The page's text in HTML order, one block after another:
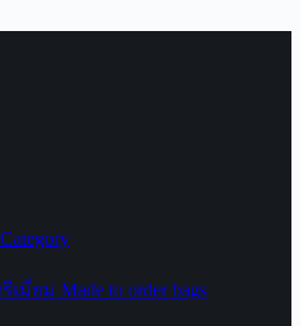
มี่ยม Made to order bags